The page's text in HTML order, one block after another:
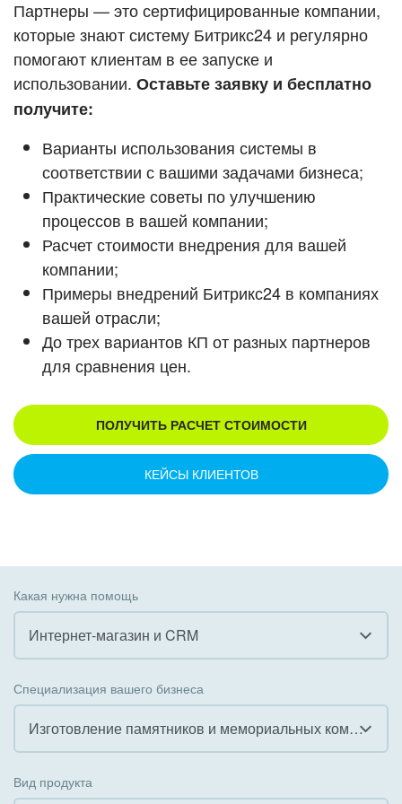
ВХОД
ВХОД
Смотреть видеокейсы
Партнеры — это сертифицированные компании,
которые знают систему Битрикс24 и регулярно
помогают клиентам в ее запуске и
использовании. Оставьте заявку и бесплатно
получите:
Варианты использования системы в
соответствии с вашими задачами бизнеса;
Практические советы по улучшению
процессов в вашей компании;
Расчет стоимости внедрения для вашей
компании;
Примеры внедрений Битрикс24 в компаниях
вашей отрасли;
До трех вариантов КП от разных партнеров
для сравнения цен.
ПОЛУЧИТЬ РАСЧЕТ СТОИМОСТИ
КЕЙСЫ КЛИЕНТОВ
Какая нужна помощь
Интернет-магазин и CRM
Внедрение КЭДО
Интеграция с 1С
Специализация вашего бизнеса
Изготовление памятников и мемориальных комплексов
Вид продукта